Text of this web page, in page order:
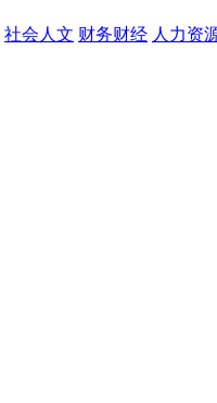
社会人文 财务财经 人力资